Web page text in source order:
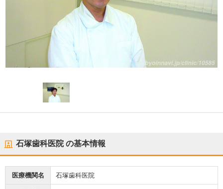
石塚歯科医院の基本情報
医療機関名 石塚歯科医院